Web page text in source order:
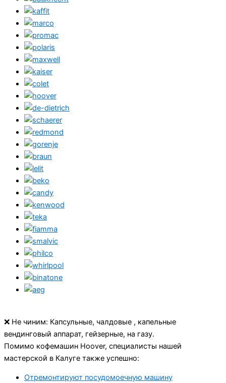
❌ Не чиним: Капсульные, чалдовые , капельные
вендинговый аппарат, гейзерные, на газу.
Помимо кофемашин Hoover, специалисты нашей
мастерской в Калуге также успешно:
Отремонтируют посудомоечную машину